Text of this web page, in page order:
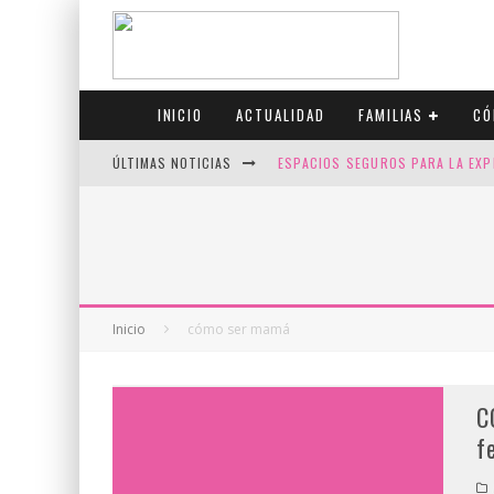
INICIO ACTUALIDAD FAMILIAS
ÚLTIMAS NOTICIAS ESPACIOS SEGUROS PARA LA
CANADÁ CELEBRA EL ORGULLO
Inicio cómo ser mamá